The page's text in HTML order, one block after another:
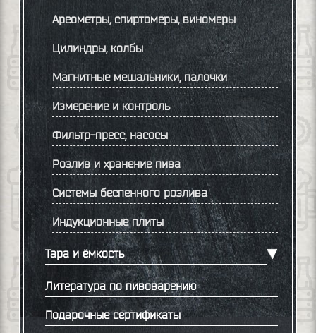
Ареометры, спиртомеры, виномеры
Цилиндры, колбы
Магнитные мешальники, палочки
Измерение и контроль
Фильтр-пресс, насосы
Розлив и хранение пива
Системы беспенного розлива
Индукционные плиты
Тара и ёмкость
Литература по пивоварению
Подарочные сертификаты